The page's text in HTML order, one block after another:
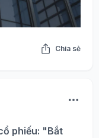
Chia sẻ
phiếu: "Bắt